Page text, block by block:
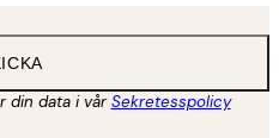
din data i vårSekretesspolicy